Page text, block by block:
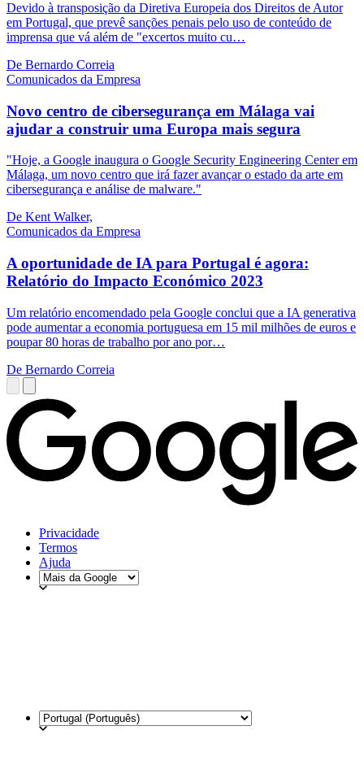
Devido à transposição da Diretiva Europeia dos Direitos de Autor
em Portugal, que prevê sanções penais pelo uso de conteúdo de
imprensa que vá além de "excertos muito cu…
De Bernardo Correia
Comunicados da Empresa
Novo centro de cibersegurança em Málaga vai
ajudar a construir uma Europa mais segura
"Hoje, a Google inaugura o Google Security Engineering Center em
Málaga, um novo centro que irá fazer avançar o estado da arte em
cibersegurança e análise de malware."
De Kent Walker,
Comunicados da Empresa
A oportunidade de IA para Portugal é agora:
Relatório do Impacto Económico 2023
Um relatório encomendado pela Google conclui que a IA generativa
pode aumentar a economia portuguesa em 15 mil milhões de euros e
poupar 80 horas de trabalho por ano por…
De Bernardo Correia
Privacidade
Termos
Ajuda